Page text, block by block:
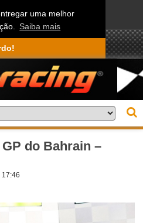
uma melhor
Saiba mais
do Bahrain –